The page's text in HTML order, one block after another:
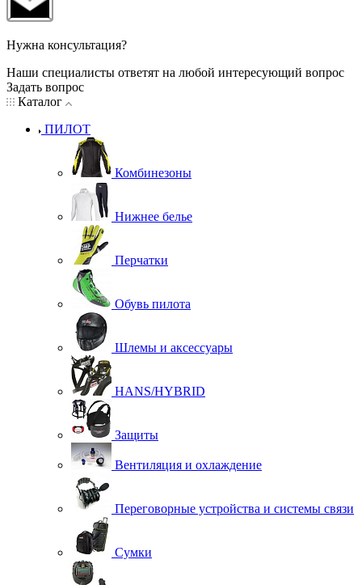
Нужна консультация?
Наши специалисты ответят на любой интересующий вопрос
Задать вопрос
Каталог
ПИЛОТ
Комбинезоны
Нижнее белье
Перчатки
Обувь пилота
Шлемы и аксессуары
HANS/HYBRID
Защиты
Вентиляция и охлаждение
Переговорные устройства и системы связи
Сумки